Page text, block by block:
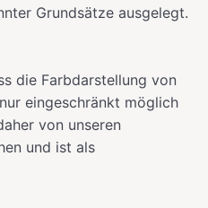
Grundsätze ausgelegt.
die Farbdarstellung von
eingeschränkt möglich
von unseren
und ist als